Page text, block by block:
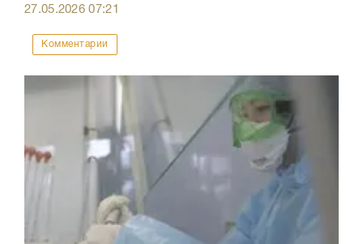
27.05.202607:21
Комментарии